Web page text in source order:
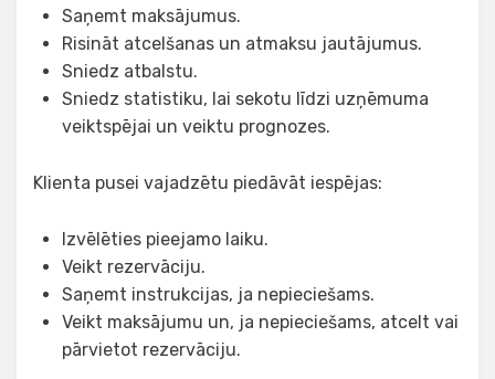
Saņemt maksājumus.
Risināt atcelšanas un atmaksu jautājumus.
Sniedz atbalstu.
Sniedz statistiku, lai sekotu līdzi uzņēmuma
veiktspējai un veiktu prognozes.
Klienta pusei vajadzētu piedāvāt iespējas:
Izvēlēties pieejamo laiku.
Veikt rezervāciju.
Saņemt instrukcijas, ja nepieciešams.
Veikt maksājumu un, ja nepieciešams, atcelt vai
pārvietot rezervāciju.